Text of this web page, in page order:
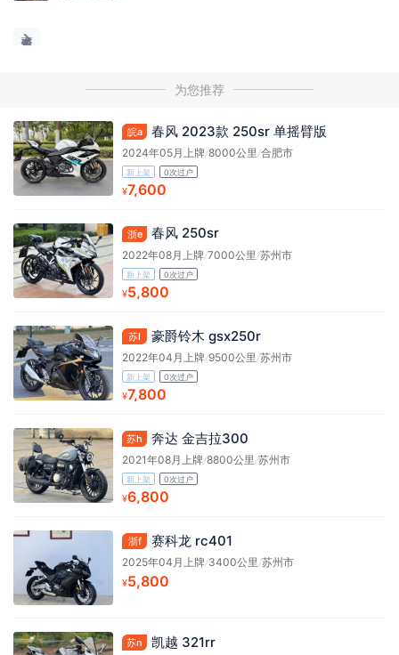
为您推荐
皖a 春风 2023款 250sr 单摇臂版
2024年05月上牌/8000公里 /合肥市
新上架 0次过户
¥7,600
浙e 春风 250sr
2022年08月上牌/7000公里 /苏州市
新上架 0次过户
¥5,800
苏l 豪爵铃木 gsx250r
2022年04月上牌/9500公里 /苏州市
新上架 0次过户
¥7,800
苏h 奔达 金吉拉300
2021年08月上牌/8800公里 /苏州市
新上架 0次过户
¥6,800
浙f 赛科龙 rc401
2025年04月上牌/3400公里 /苏州市
¥5,800
苏n 凯越 321rr